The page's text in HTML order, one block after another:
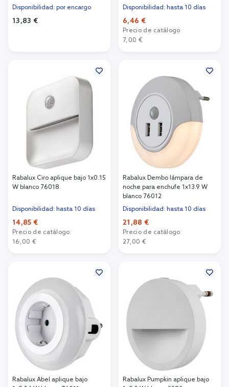
Disponibilidad: por encargo
13,83 €
Disponibilidad: hasta 10 días
6,46 €
Precio de catálogo:
7,00 €
Rabalux Ciro aplique bajo 1x0.15
W blanco 76018
Disponibilidad: hasta 10 días
14,85 €
Precio de catálogo:
16,00 €
Rabalux Dembo lámpara de
noche para enchufe 1x13.9 W
blanco 76012
Disponibilidad: hasta 10 días
21,88 €
Precio de catálogo:
27,00 €
Rabalux Abel aplique bajo
Rabalux Pumpkin aplique bajo